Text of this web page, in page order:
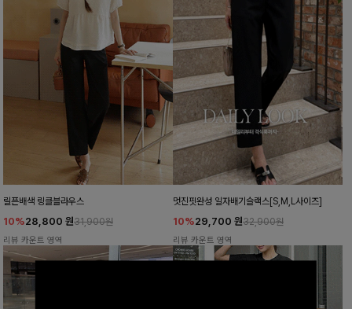
릴픈배색 링클블라우스
10%28,800 원31,900원
리뷰 카운트 영역
멋진핏완성 일자배기슬랙스[S,M,L사이즈]
10%29,700 원32,900원
리뷰 카운트 영역